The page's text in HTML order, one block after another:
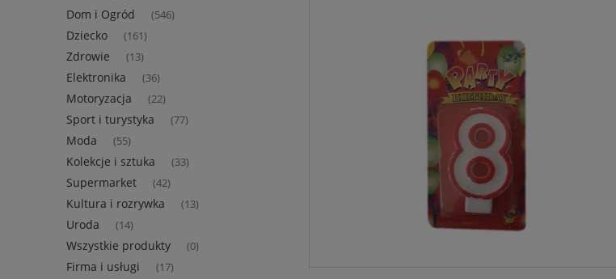
Dom i Ogród (546)
Dziecko (161)
Zdrowie (13)
Elektronika (36)
Motoryzacja (22)
Sport i turystyka (77)
Moda (55)
Kolekcje i sztuka (33)
Supermarket (42)
Kultura i rozrywka (13)
Uroda (14)
Wszystkie produkty (0)
Firma i usługi (17)